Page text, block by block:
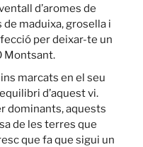
d’aromes de
maduixa, grosella i
per deixar-te un
Montsant.
marcats en el seu
d’aquest vi.
dominants, aquests
de les terres que
que fa que sigui un